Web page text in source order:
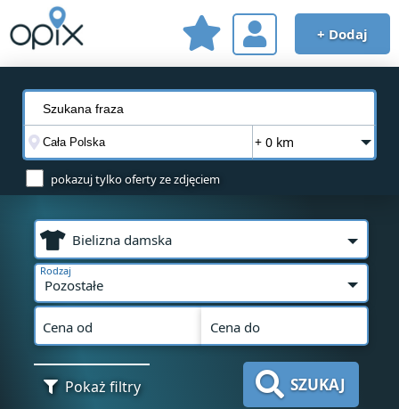
+ Dodaj
+ 0 km
pokazuj tylko oferty ze zdjęciem
Bielizna damska
Pozostałe
Rodzaj
Cena od Cena do
Pokaż filtry SZUKAJ